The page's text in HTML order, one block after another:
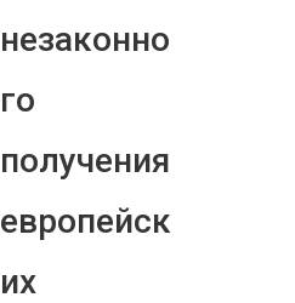
незаконно
го
получения
европейск
их